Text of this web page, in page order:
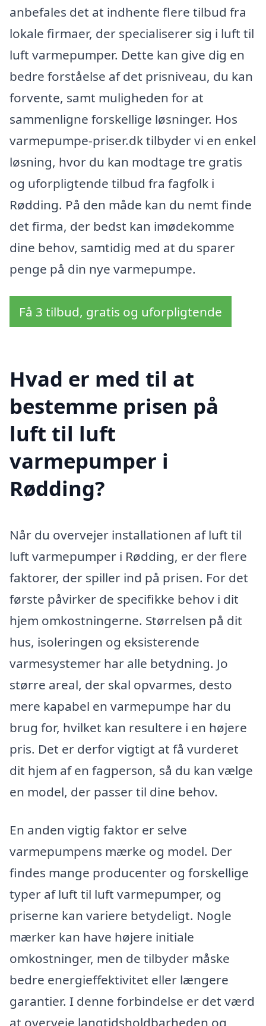
anbefales det at indhente flere tilbud fra
lokale firmaer, der specialiserer sig i luft til
luft varmepumper. Dette kan give dig en
bedre forståelse af det prisniveau, du kan
forvente, samt muligheden for at
sammenligne forskellige løsninger. Hos
varmepumpe-priser.dk tilbyder vi en enkel
løsning, hvor du kan modtage tre gratis
og uforpligtende tilbud fra fagfolk i
Rødding. På den måde kan du nemt finde
det firma, der bedst kan imødekomme
dine behov, samtidig med at du sparer
penge på din nye varmepumpe.
Få 3 tilbud, gratis og uforpligtende
Hvad er med til at
bestemme prisen på
luft til luft
varmepumper i
Rødding?
Når du overvejer installationen af luft til
luft varmepumper i Rødding, er der flere
faktorer, der spiller ind på prisen. For det
første påvirker de specifikke behov i dit
hjem omkostningerne. Størrelsen på dit
hus, isoleringen og eksisterende
varmesystemer har alle betydning. Jo
større areal, der skal opvarmes, desto
mere kapabel en varmepumpe har du
brug for, hvilket kan resultere i en højere
pris. Det er derfor vigtigt at få vurderet
dit hjem af en fagperson, så du kan vælge
en model, der passer til dine behov.
En anden vigtig faktor er selve
varmepumpens mærke og model. Der
findes mange producenter og forskellige
typer af luft til luft varmepumper, og
priserne kan variere betydeligt. Nogle
mærker kan have højere initiale
omkostninger, men de tilbyder måske
bedre energieffektivitet eller længere
garantier. I denne forbindelse er det værd
at overveje langtidsholdbarheden og